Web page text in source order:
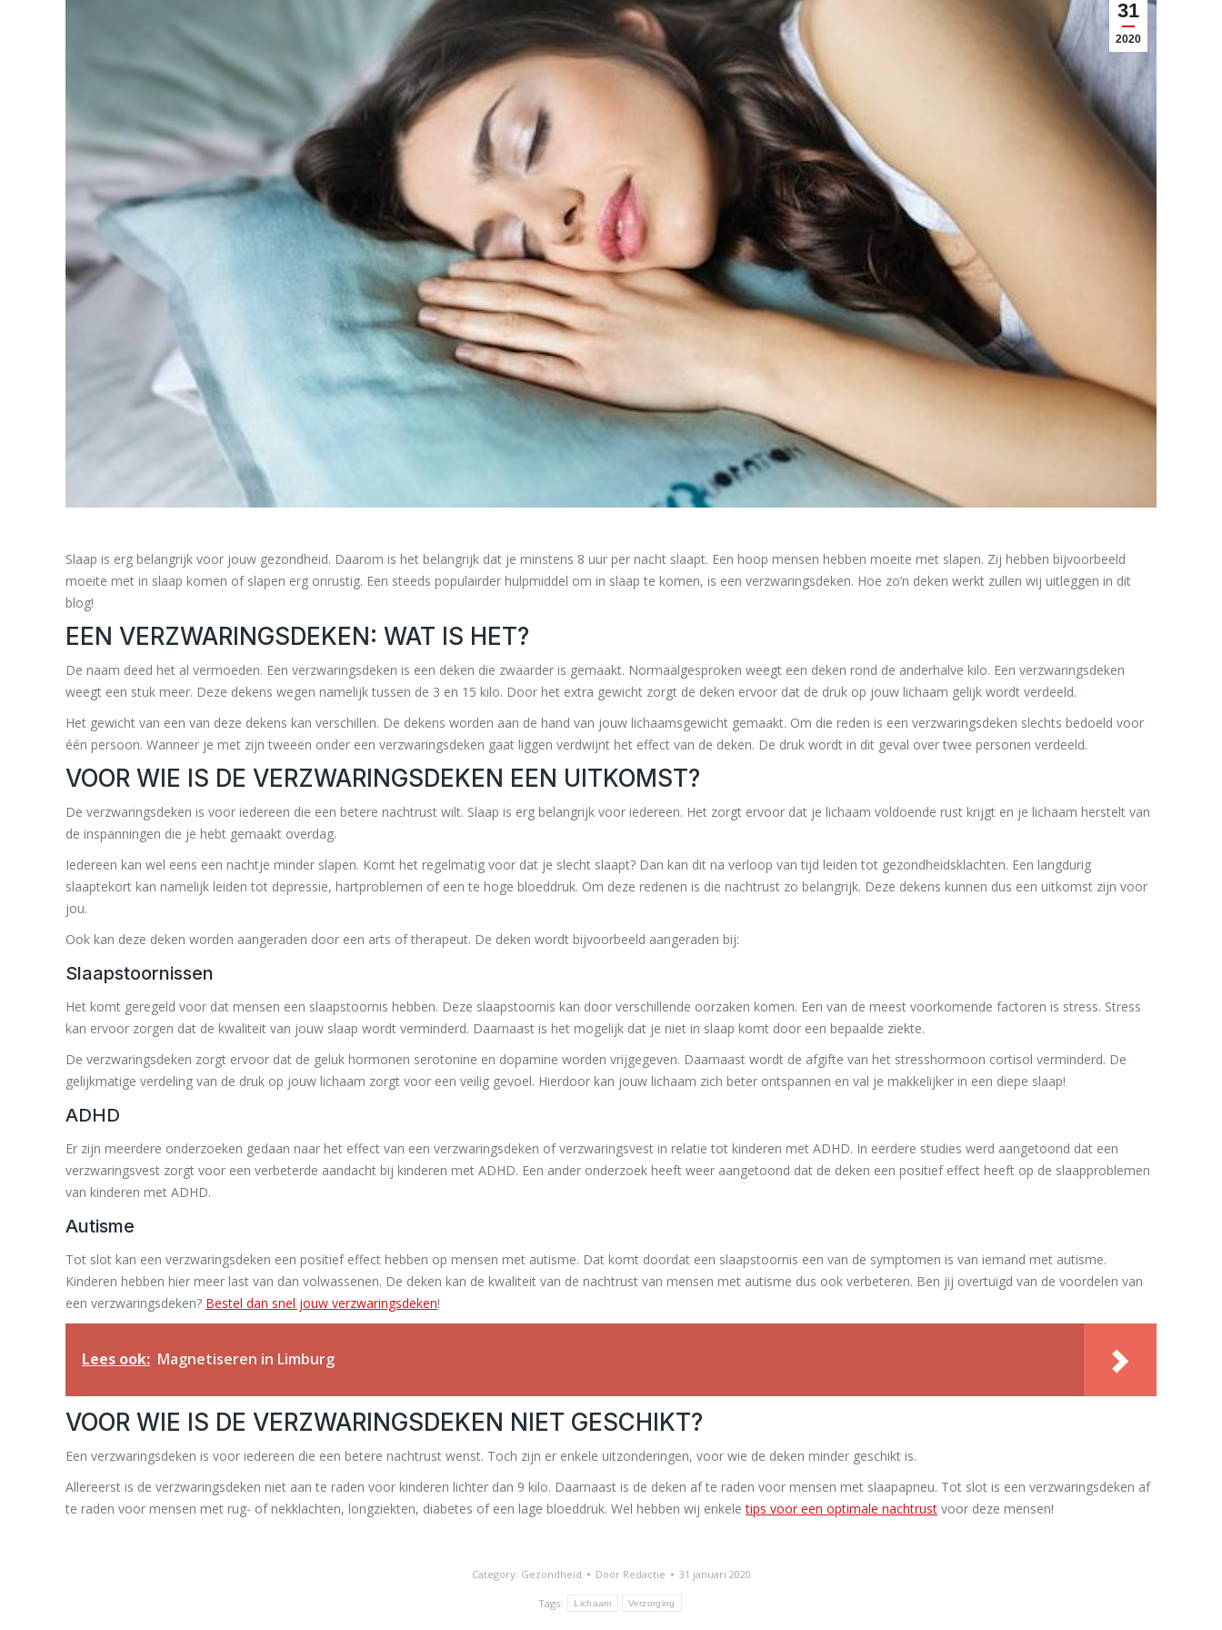
31
2020
Slaap is erg belangrijk voor jouw gezondheid. Daarom is het belangrijk dat je minstens 8 uur per nacht slaapt. Een hoop mensen hebben moeite met slapen. Zij hebben bijvoorbeeld
moeite met in slaap komen of slapen erg onrustig. Een steeds populairder hulpmiddel om in slaap te komen, is een verzwaringsdeken. Hoe zo’n deken werkt zullen wij uitleggen in dit
blog!
EEN VERZWARINGSDEKEN: WAT IS HET?
De naam deed het al vermoeden. Een verzwaringsdeken is een deken die zwaarder is gemaakt. Normaalgesproken weegt een deken rond de anderhalve kilo. Een verzwaringsdeken
weegt een stuk meer. Deze dekens wegen namelijk tussen de 3 en 15 kilo. Door het extra gewicht zorgt de deken ervoor dat de druk op jouw lichaam gelijk wordt verdeeld.
Het gewicht van een van deze dekens kan verschillen. De dekens worden aan de hand van jouw lichaamsgewicht gemaakt. Om die reden is een verzwaringsdeken slechts bedoeld voor
één persoon. Wanneer je met zijn tweeën onder een verzwaringsdeken gaat liggen verdwijnt het effect van de deken. De druk wordt in dit geval over twee personen verdeeld.
VOOR WIE IS DE VERZWARINGSDEKEN EEN UITKOMST?
De verzwaringsdeken is voor iedereen die een betere nachtrust wilt. Slaap is erg belangrijk voor iedereen. Het zorgt ervoor dat je lichaam voldoende rust krijgt en je lichaam herstelt van
de inspanningen die je hebt gemaakt overdag.
Iedereen kan wel eens een nachtje minder slapen. Komt het regelmatig voor dat je slecht slaapt? Dan kan dit na verloop van tijd leiden tot gezondheidsklachten. Een langdurig
slaaptekort kan namelijk leiden tot depressie, hartproblemen of een te hoge bloeddruk. Om deze redenen is die nachtrust zo belangrijk. Deze dekens kunnen dus een uitkomst zijn voor
jou.
Ook kan deze deken worden aangeraden door een arts of therapeut. De deken wordt bijvoorbeeld aangeraden bij:
Slaapstoornissen
Het komt geregeld voor dat mensen een slaapstoornis hebben. Deze slaapstoornis kan door verschillende oorzaken komen. Een van de meest voorkomende factoren is stress. Stress
kan ervoor zorgen dat de kwaliteit van jouw slaap wordt verminderd. Daarnaast is het mogelijk dat je niet in slaap komt door een bepaalde ziekte.
De verzwaringsdeken zorgt ervoor dat de geluk hormonen serotonine en dopamine worden vrijgegeven. Daarnaast wordt de afgifte van het stresshormoon cortisol verminderd. De
gelijkmatige verdeling van de druk op jouw lichaam zorgt voor een veilig gevoel. Hierdoor kan jouw lichaam zich beter ontspannen en val je makkelijker in een diepe slaap!
ADHD
Er zijn meerdere onderzoeken gedaan naar het effect van een verzwaringsdeken of verzwaringsvest in relatie tot kinderen met ADHD. In eerdere studies werd aangetoond dat een
verzwaringsvest zorgt voor een verbeterde aandacht bij kinderen met ADHD. Een ander onderzoek heeft weer aangetoond dat de deken een positief effect heeft op de slaapproblemen
van kinderen met ADHD.
Autisme
Tot slot kan een verzwaringsdeken een positief effect hebben op mensen met autisme. Dat komt doordat een slaapstoornis een van de symptomen is van iemand met autisme.
Kinderen hebben hier meer last van dan volwassenen. De deken kan de kwaliteit van de nachtrust van mensen met autisme dus ook verbeteren. Ben jij overtuigd van de voordelen van
een verzwaringsdeken? Bestel dan snel jouw verzwaringsdeken!
Lees ook: Magnetiseren in Limburg
VOOR WIE IS DE VERZWARINGSDEKEN NIET GESCHIKT?
Een verzwaringsdeken is voor iedereen die een betere nachtrust wenst. Toch zijn er enkele uitzonderingen, voor wie de deken minder geschikt is.
Allereerst is de verzwaringsdeken niet aan te raden voor kinderen lichter dan 9 kilo. Daarnaast is de deken af te raden voor mensen met slaapapneu. Tot slot is een verzwaringsdeken af
te raden voor mensen met rug- of nekklachten, longziekten, diabetes of een lage bloeddruk. Wel hebben wij enkeletips voor een optimale nachtrust voor deze mensen!
Category: Gezondheid Door Redactie 31 januari 2020
Tags: Lichaam Verzorging